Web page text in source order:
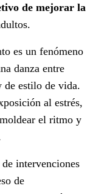
de mejorar la
es un fenómeno
danza entre
de estilo de vida.
al estrés,
el ritmo y
intervenciones
de